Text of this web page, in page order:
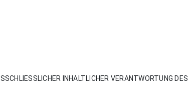
INHALTLICHER VERANTWORTUNG DES